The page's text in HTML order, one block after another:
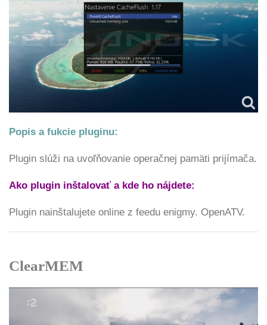
Popis a fukcie pluginu:
Plugin slúži na uvoľňovanie operačnej pamäti prijímača.
Ako plugin inštalovať a kde ho nájdete:
Plugin nainštalujete online z feedu enigmy. OpenATV.
ClearMEM